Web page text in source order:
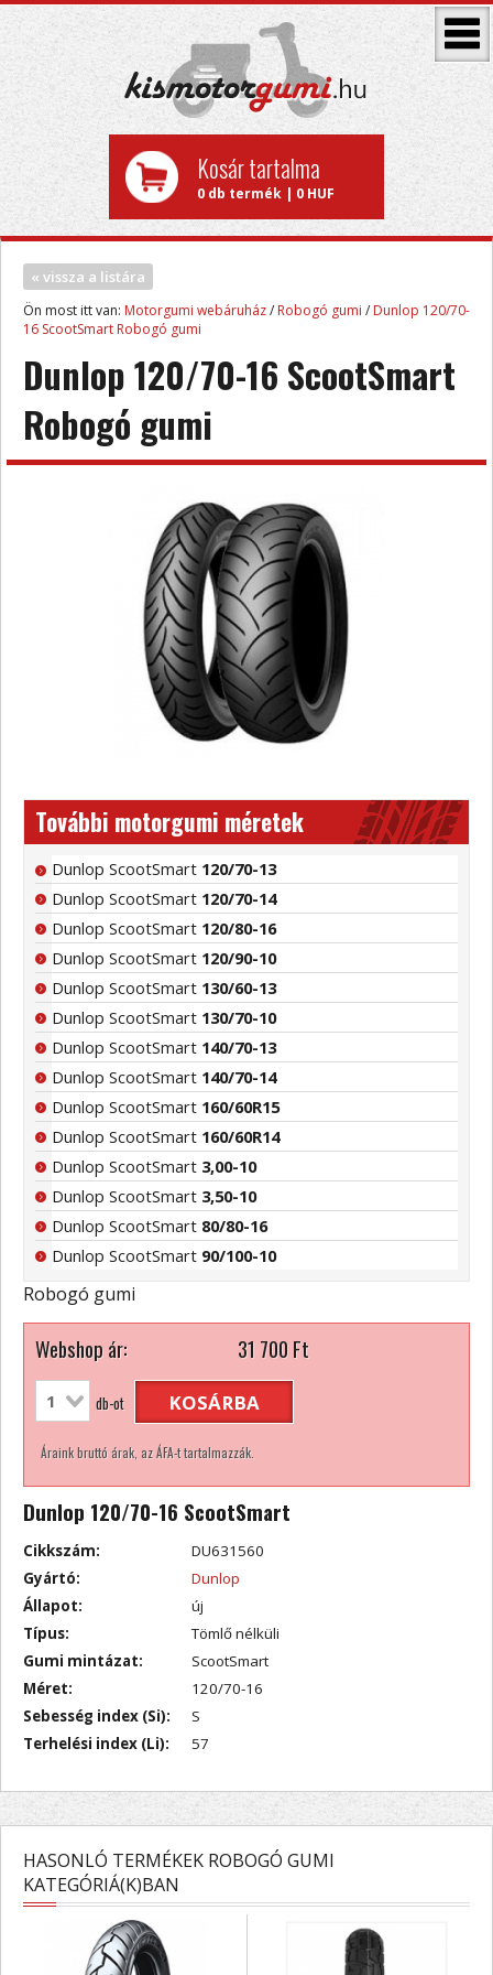
Kosár tartalma
0 db termék | 0 HUF
« vissza a listára
Ön most itt van: Motorgumi webáruház/ Robogó gumi / Dunlop 120/70-
16 ScootSmart Robogó gumi
Dunlop 120/70-16 ScootSmart
Robogó gumi
További motorgumi méretek
Dunlop ScootSmart 120/70-13
Dunlop ScootSmart 120/70-14
Dunlop ScootSmart 120/80-16
Dunlop ScootSmart 120/90-10
Dunlop ScootSmart 130/60-13
Dunlop ScootSmart 130/70-10
Dunlop ScootSmart 140/70-13
Dunlop ScootSmart 140/70-14
Dunlop ScootSmart 160/60R15
Dunlop ScootSmart 160/60R14
Dunlop ScootSmart 3,00-10
Dunlop ScootSmart 3,50-10
Dunlop ScootSmart 80/80-16
Dunlop ScootSmart 90/100-10
Robogó gumi
Webshop ár: 31 700Ft
db-ot KOSÁRBA
Áraink bruttó árak, az ÁFA-t tartalmazzák.
Dunlop 120/70-16 ScootSmart
Cikkszám:
DU631560
Gyártó:
Dunlop
Állapot:
új
Típus:
Tömlő nélküli
Gumi mintázat:
ScootSmart
Méret:
120/70-16
Sebesség index (Si):
S
Terhelési index (Li):
57
HASONLÓ TERMÉKEK ROBOGÓ GUMI
KATEGÓRIÁ(K)BAN